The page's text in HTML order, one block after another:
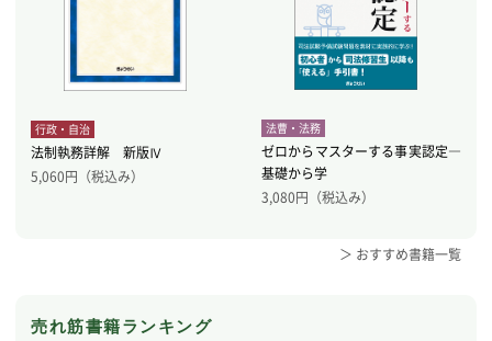
行政・自治
法制執務詳解 新版Ⅳ
5,060円（税込み）
法曹・法務
ゼロからマスターする事実認定―
基礎から学
3,080円（税込み）
＞ おすすめ書籍一覧
売れ筋書籍ランキング